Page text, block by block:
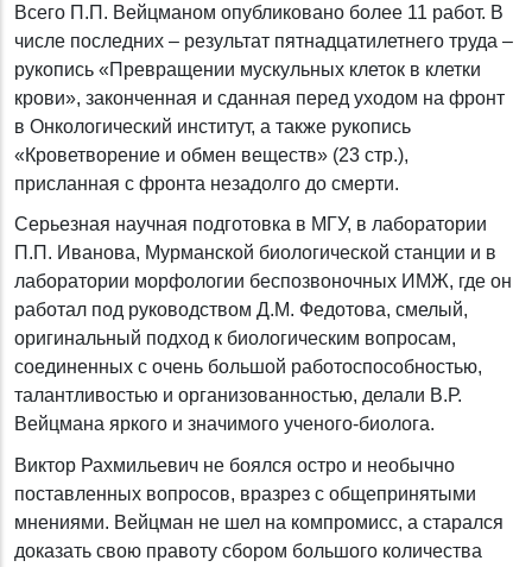
Всего П.П. Вейцманом опубликовано более 11 работ. В
числе последних – результат пятнадцатилетнего труда –
рукопись «Превращении мускульных клеток в клетки
крови», законченная и сданная перед уходом на фронт
в Онкологический институт, а также рукопись
«Кроветворение и обмен веществ» (23 стр.),
присланная с фронта незадолго до смерти.
Серьезная научная подготовка в МГУ, в лаборатории
П.П. Иванова, Мурманской биологической станции и в
лаборатории морфологии беспозвоночных ИМЖ, где он
работал под руководством Д.М. Федотова, смелый,
оригинальный подход к биологическим вопросам,
соединенных с очень большой работоспособностью,
талантливостью и организованностью, делали В.Р.
Вейцмана яркого и значимого ученого-биолога.
Виктор Рахмильевич не боялся остро и необычно
поставленных вопросов, вразрез с общепринятыми
мнениями. Вейцман не шел на компромисс, а старался
доказать свою правоту сбором большого количества